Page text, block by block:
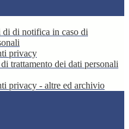
di notifica in caso di
privacy
trattamento dei dati personali
privacy - altre ed archivio